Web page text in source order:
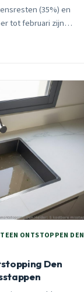
(35%) en
tot februari zijn
ONTSTOPPEN DEN
Den